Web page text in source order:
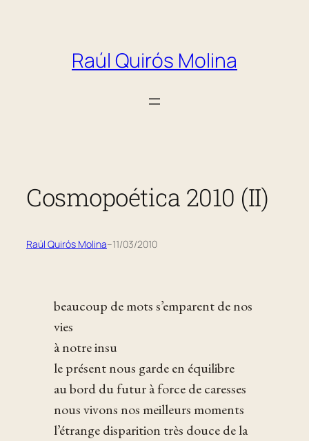
Raúl Quirós Molina
Cosmopoética 2010 (II)
Raúl Quirós Molina–11/03/2010
beaucoup de mots s’emparent de nos
vies
à notre insu
le présent nous garde en équilibre
au bord du futur à force de caresses
nous vivons nos meilleurs moments
l’étrange disparition très douce de la